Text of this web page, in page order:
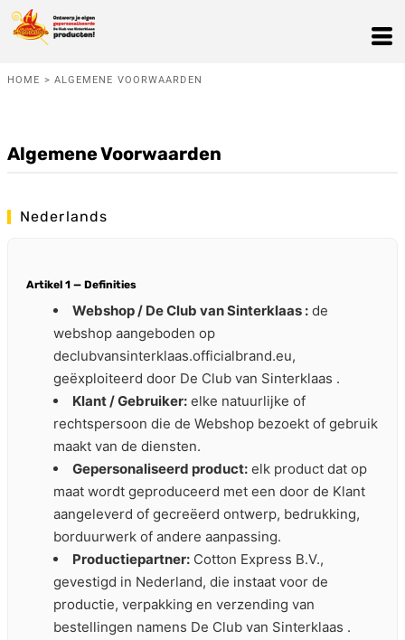
HOME > ALGEMENE VOORWAARDEN
Algemene Voorwaarden
Nederlands
Artikel 1 — Definities
Webshop / De Club van Sinterklaas : de
webshop aangeboden op
declubvansinterklaas.officialbrand.eu,
geëxploiteerd door De Club van Sinterklaas .
Klant / Gebruiker: elke natuurlijke of
rechtspersoon die de Webshop bezoekt of gebruik
maakt van de diensten.
Gepersonaliseerd product: elk product dat op
maat wordt geproduceerd met een door de Klant
aangeleverd of gecreëerd ontwerp, bedrukking,
borduurwerk of andere aanpassing.
Productiepartner: Cotton Express B.V.,
gevestigd in Nederland, die instaat voor de
productie, verpakking en verzending van
bestellingen namens De Club van Sinterklaas .